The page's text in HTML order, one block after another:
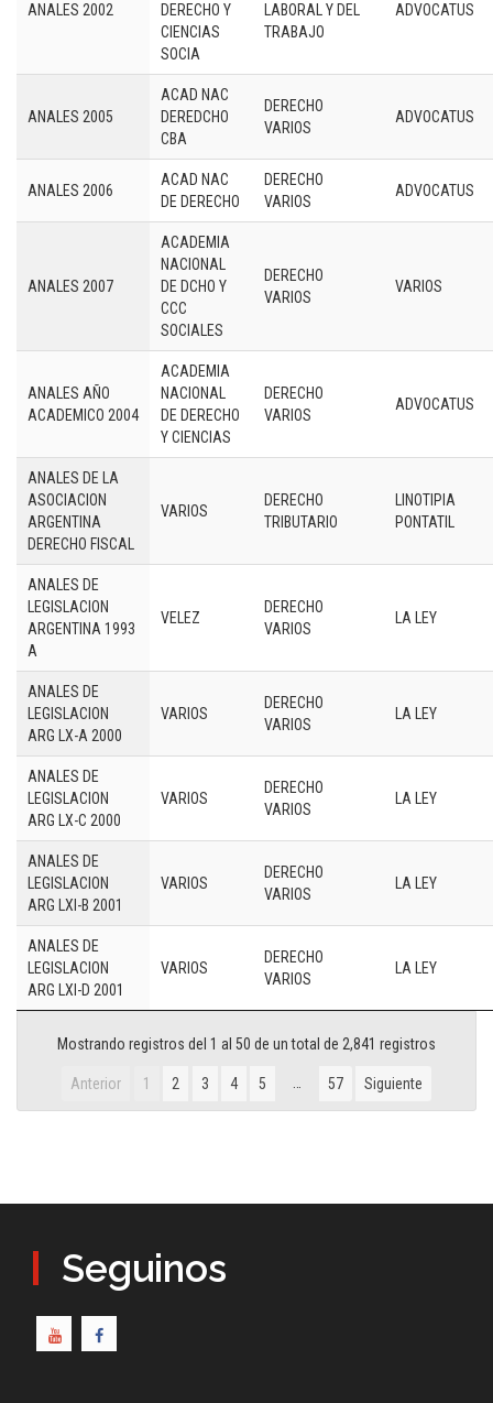
ANALES 2002
DERECHO Y
CIENCIAS
SOCIA
LABORAL Y DEL
TRABAJO
ADVOCATUS
ANALES 2005
ACAD NAC
DEREDCHO
CBA
DERECHO
VARIOS
ADVOCATUS
ANALES 2006
ACAD NAC
DE DERECHO
DERECHO
VARIOS
ADVOCATUS
ANALES 2007
ACADEMIA
NACIONAL
DE DCHO Y
CCC
SOCIALES
DERECHO
VARIOS
VARIOS
ANALES AÑO
ACADEMICO 2004
ACADEMIA
NACIONAL
DE DERECHO
Y CIENCIAS
DERECHO
VARIOS
ADVOCATUS
ANALES DE LA
ASOCIACION
ARGENTINA
DERECHO FISCAL
VARIOS
DERECHO
TRIBUTARIO
LINOTIPIA
PONTATIL
ANALES DE
LEGISLACION
ARGENTINA 1993
A
VELEZ
DERECHO
VARIOS
LA LEY
ANALES DE
LEGISLACION
ARG LX-A 2000
VARIOS
DERECHO
VARIOS
LA LEY
ANALES DE
LEGISLACION
ARG LX-C 2000
VARIOS
DERECHO
VARIOS
LA LEY
ANALES DE
LEGISLACION
ARG LXI-B 2001
VARIOS
DERECHO
VARIOS
LA LEY
ANALES DE
LEGISLACION
ARG LXI-D 2001
VARIOS
DERECHO
VARIOS
LA LEY
Mostrando registros del 1 al 50 de un total de 2,841 registros
Anterior 1 2 3 4 5 57 Siguiente
Seguinos